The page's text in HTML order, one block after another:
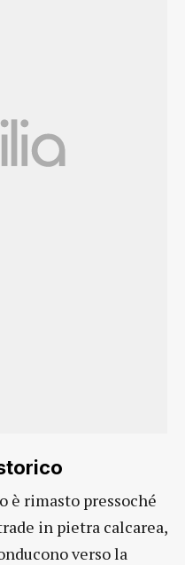
è rimasto pressoché
in pietra calcarea,
verso la